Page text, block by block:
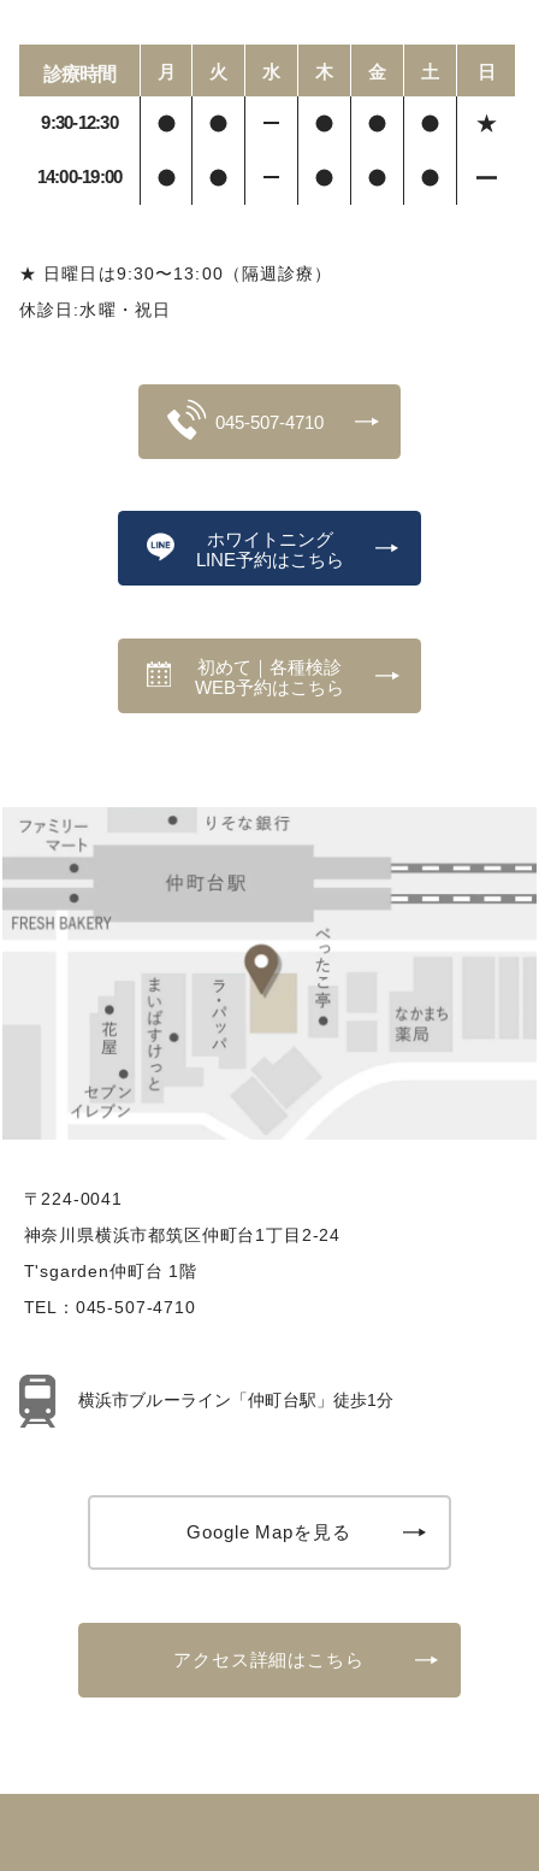
診療時間 月 火 水 木 金 土 日
9:30-12:30
14:00-19:00
★ 日曜日は9:30〜13:00（隔週診療）
休診日:水曜・祝日
045-507-4710
ホワイトニング
LINE予約はこちら
初めて｜各種検診
WEB予約はこちら
〒224-0041
神奈川県横浜市都筑区仲町台1丁目2-24
T'sgarden仲町台 1階
TEL： 045-507-4710
横浜市ブルーライン「仲町台駅」徒歩1分
Google Mapを見る
アクセス詳細はこちら